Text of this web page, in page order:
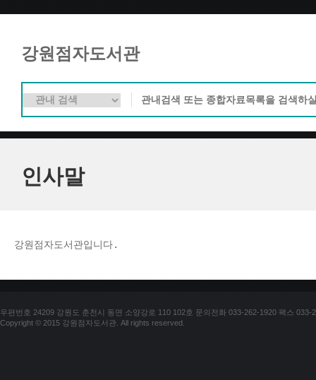
강원점자도서관
인사말
강원점자도서관입니다.
우편번호 24209 강원도 춘천시 동면 소양강로 110 102호 문의전화 033-262-1920 팩스 033-
Copyright © 2015 강원점자도서관. All rights reserved.